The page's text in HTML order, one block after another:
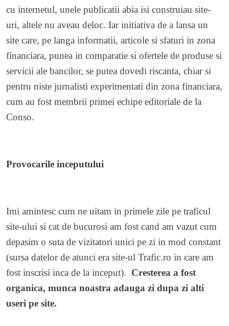
cu internetul, unele publicatii abia isi construiau site-
uri, altele nu aveau deloc. Iar initiativa de a lansa un
site care, pe langa informatii, articole si sfaturi in zona
financiara, punea in comparatie si ofertele de produse si
servicii ale bancilor, se putea dovedi riscanta, chiar si
pentru niste jurnalisti experimentati din zona financiara,
cum au fost membrii primei echipe editoriale de la
Conso.
Provocarile inceputului
Imi amintesc cum ne uitam in primele zile pe traficul
site-ului si cat de bucurosi am fost cand am vazut cum
depasim o suta de vizitatori unici pe zi in mod constant
(sursa datelor de atunci era site-ul Trafic.ro in care am
fost inscrisi inca de la inceput). Cresterea a fost
organica, munca noastra adauga zi dupa zi alti
useri pe site.